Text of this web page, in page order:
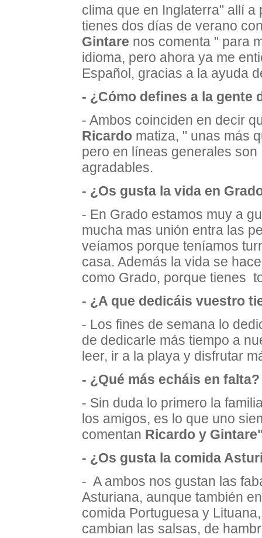
clima que en Inglaterra" allí
tienes dos días de verano
Gintare nos comenta " para
idioma, pero ahora ya me
Español, gracias a la ayuda
- ¿Cómo defines a la gente
- Ambos coinciden en decir
Ricardo matiza, " unas más
pero en líneas generales
agradables.
- ¿Os gusta la vida en
- En Grado estamos muy a
mucha mas unión entra las
veíamos porque teníamos
casa. Además la vida se
como Grado, porque tienes
- ¿A que dedicáis vuestro
- Los fines de semana lo
de dedicarle más tiempo a
leer, ir a la playa y disfrutar
- ¿Qué más echáis en falta?
- Sin duda lo primero la
los amigos, es lo que uno
comentan Ricardo y
- ¿Os gusta la comida
- A ambos nos gustan las
Asturiana, aunque también
comida Portuguesa y
cambian las salsas, de